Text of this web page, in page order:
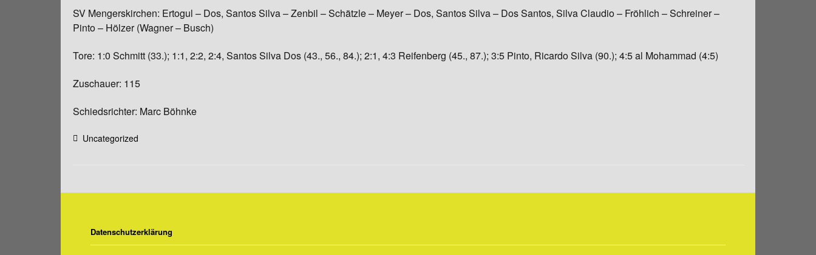
SV Mengerskirchen: Ertogul – Dos, Santos Silva – Zenbil – Schätzle – Meyer – Dos, Santos Silva – Dos Santos, Silva Claudio – Fröhlich – Schreiner –
Pinto – Hölzer (Wagner – Busch)
Tore: 1:0 Schmitt (33.); 1:1, 2:2, 2:4, Santos Silva Dos (43., 56., 84.); 2:1, 4:3 Reifenberg (45., 87.); 3:5 Pinto, Ricardo Silva (90.); 4:5 al Mohammad (4:5)
Zuschauer: 115
Schiedsrichter: Marc Böhnke
Uncategorized
Datenschutzerklärung